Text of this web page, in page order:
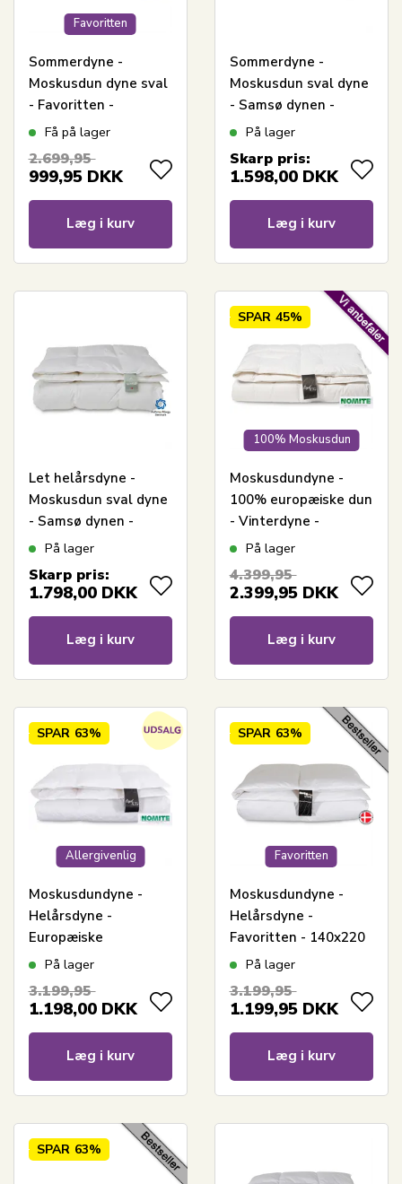
Favoritten
Sommerdyne -
Moskusdun dyne sval
- Favoritten -
140x220 cm - Bedste
moskusdun
Få på lager
2.699,95
999,95 DKK
Læg i kurv
Sommerdyne -
Moskusdun sval dyne
- Samsø dynen -
140x220 cm - Quilts
På lager
Skarp pris:
1.598,00 DKK
Læg i kurv
Let helårsdyne -
Moskusdun sval dyne
- Samsø dynen -
140x220 cm - Quilts
På lager
Skarp pris:
1.798,00 DKK
Læg i kurv
100% Moskusdun
SPAR 45%
Moskusdundyne -
100% europæiske dun
- Vinterdyne -
140x220 cm - Dansk
Borg - Ekstra varm
På lager
4.399,95
2.399,95 DKK
Læg i kurv
Allergivenlig
SPAR 63%
Moskusdundyne -
Helårsdyne -
Europæiske
moskusdun - 140x220
produceret - Royal By
På lager
3.199,95
1.198,00 DKK
Læg i kurv
Favoritten
SPAR 63%
Moskusdundyne -
Helårsdyne -
Favoritten - 140x220
cm - Bedste dundyne
På lager
3.199,95
1.199,95 DKK
Læg i kurv
SPAR 63%